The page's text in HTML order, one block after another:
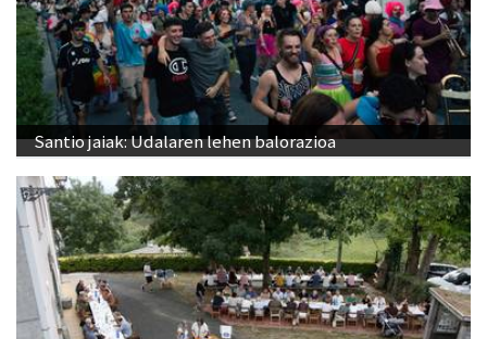
Santio jaiak: Udalaren lehen balorazioa